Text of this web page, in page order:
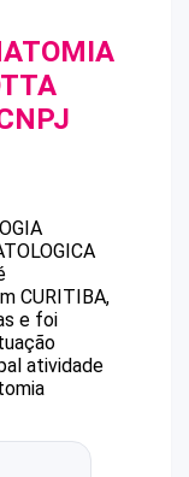
CURITIBA,
e foi
atividade